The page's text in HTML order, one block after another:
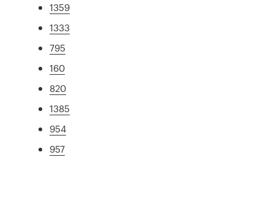
1359
1333
795
160
820
1385
954
957